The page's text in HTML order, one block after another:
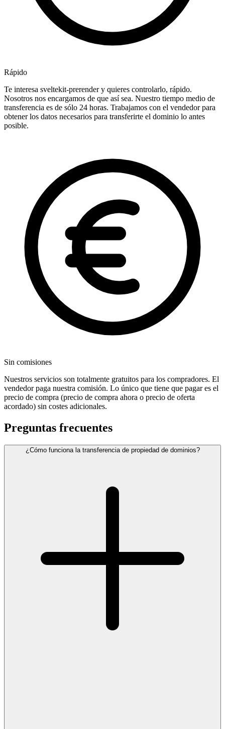
Rápido
Te interesa sveltekit-prerender y quieres controlarlo, rápido.
Nosotros nos encargamos de que así sea. Nuestro tiempo medio de
transferencia es de sólo 24 horas. Trabajamos con el vendedor para
obtener los datos necesarios para transferirte el dominio lo antes
posible.
Sin comisiones
Nuestros servicios son totalmente gratuitos para los compradores. El
vendedor paga nuestra comisión. Lo único que tiene que pagar es el
precio de compra (precio de compra ahora o precio de oferta
acordado) sin costes adicionales.
Preguntas frecuentes
¿Cómo funciona la transferencia de propiedad de dominios?